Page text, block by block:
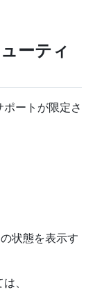
ーティ
ートが限定さ
状態を表示す
、